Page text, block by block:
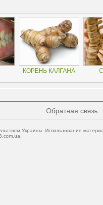
КОРЕНЬ КАЛГАНА
Обратная связь
Украины. Использование